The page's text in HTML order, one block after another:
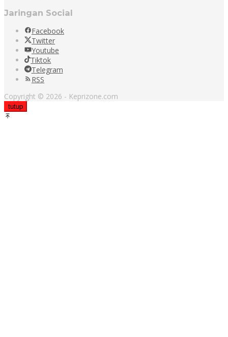
Jaringan Social
Facebook
Twitter
Youtube
Tiktok
Telegram
RSS
Copyright © 2026 - Keprizone.com
tutup